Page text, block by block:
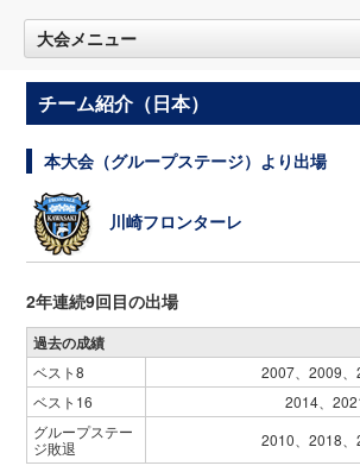
大会メニュー
チーム紹介（日本）
本大会（グループステージ）より出場
川崎フロンターレ
2年連続9回目の出場
過去の成績
ベスト8
2007、2009
ベスト16
2014、
グループステー
ジ敗退
2010、2018、